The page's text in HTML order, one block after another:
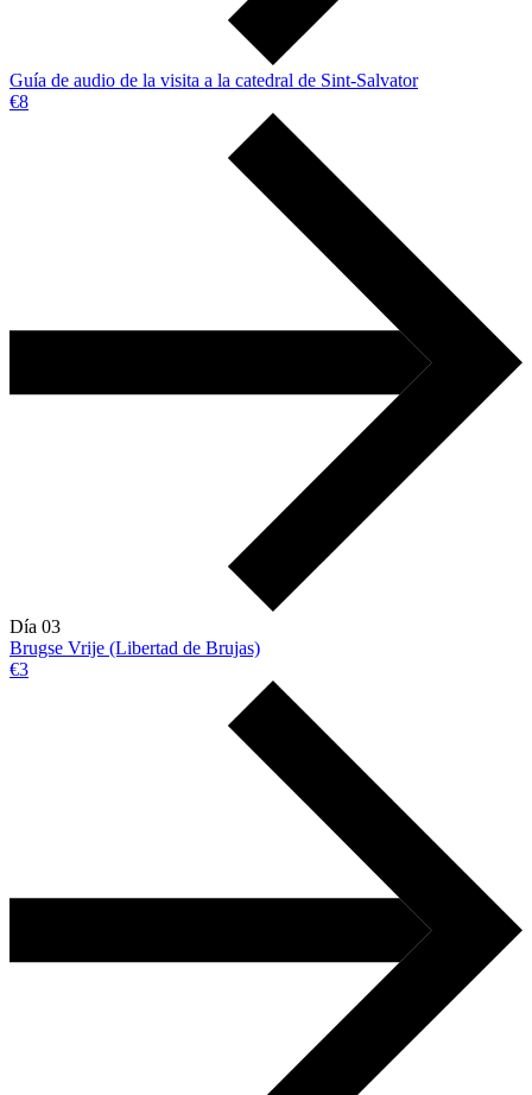
Guía de audio de la visita a la catedral de Sint-Salvator
€8
Día 03
Brugse Vrije (Libertad de Brujas)
€3